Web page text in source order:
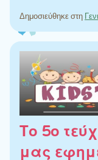
Δημοσιεύθηκε στη
Το 5ο
μας